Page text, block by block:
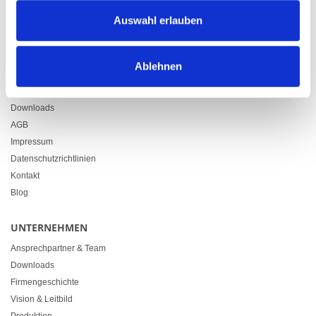
Auswahl erlauben
Ablehnen
Zürcherstrasse 37
LINKS
Downloads
AGB
Impressum
Datenschutzrichtlinien
Kontakt
Blog
UNTERNEHMEN
Ansprechpartner & Team
Downloads
Firmengeschichte
Vision & Leitbild